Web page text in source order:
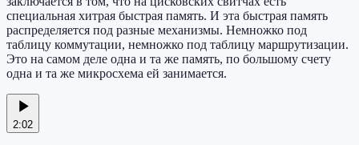
специальная хитрая быстрая память. И эта быстрая память
распределяется под разные механизмы. Немножко под
таблицу коммутации, немножко под таблицу маршрутизации.
Это на самом деле одна и та же память, по большому счету
одна и та же микросхема ей занимается.
2:02